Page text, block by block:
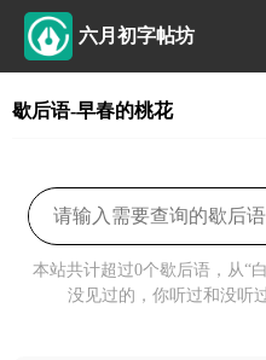
六月初字帖坊
歇后语-早春的桃花
本站共计超过0个歇后语，从“
没见过的，你听过和没听